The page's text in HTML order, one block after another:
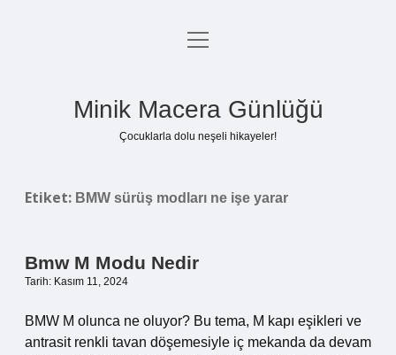
Anasayfa
menüyü
Minik Macera Günlüğü
Çocuklarla dolu neşeli hikayeler!
Etiket: BMW sürüş modları ne işe yarar
Bmw M Modu Nedir
Tarih: Kasım 11, 2024
BMW M olunca ne oluyor? Bu tema, M kapı eşikleri ve
antrasit renkli tavan döşemesiyle iç mekanda da devam